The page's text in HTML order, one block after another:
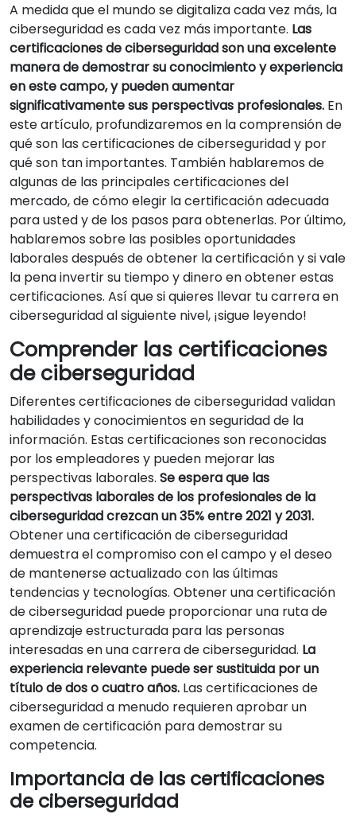
A medida que el mundo se digitaliza cada vez más, la
ciberseguridad es cada vez más importante. Las
certificaciones de ciberseguridad son una excelente
manera de demostrar su conocimiento y experiencia
en este campo, y pueden aumentar
significativamente sus perspectivas profesionales. En
este artículo, profundizaremos en la comprensión de
qué son las certificaciones de ciberseguridad y por
qué son tan importantes. También hablaremos de
algunas de las principales certificaciones del
mercado, de cómo elegir la certificación adecuada
para usted y de los pasos para obtenerlas. Por último,
hablaremos sobre las posibles oportunidades
laborales después de obtener la certificación y si vale
la pena invertir su tiempo y dinero en obtener estas
certificaciones. Así que si quieres llevar tu carrera en
ciberseguridad al siguiente nivel, ¡sigue leyendo!
Comprender las certificaciones
de ciberseguridad
Diferentes certificaciones de ciberseguridad validan
habilidades y conocimientos en seguridad de la
información. Estas certificaciones son reconocidas
por los empleadores y pueden mejorar las
perspectivas laborales. Se espera que las
perspectivas laborales de los profesionales de la
ciberseguridad crezcan un 35% entre 2021 y 2031.
Obtener una certificación de ciberseguridad
demuestra el compromiso con el campo y el deseo
de mantenerse actualizado con las últimas
tendencias y tecnologías. Obtener una certificación
de ciberseguridad puede proporcionar una ruta de
aprendizaje estructurada para las personas
interesadas en una carrera de ciberseguridad. La
experiencia relevante puede ser sustituida por un
título de dos o cuatro años. Las certificaciones de
ciberseguridad a menudo requieren aprobar un
examen de certificación para demostrar su
competencia.
Importancia de las certificaciones
de ciberseguridad